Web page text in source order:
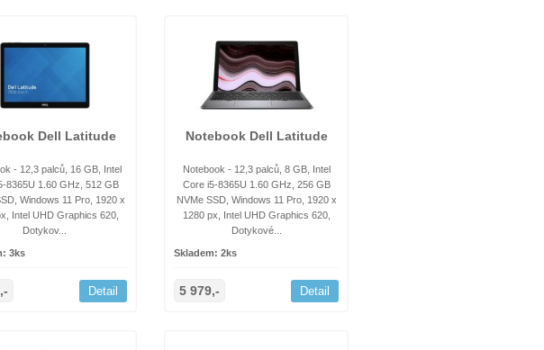
Dell Latitude
- 12,3 palců, 16 GB, Intel
8365U 1.60 GHz, 512 GB
Windows 11 Pro, 1920 x
Intel UHD Graphics 620,
Dotykov...
3ks
Detail
Notebook Dell Latitude
Notebook - 12,3 palců, 8 GB, Intel
Core i5-8365U 1.60 GHz, 256 GB
NVMe SSD, Windows 11 Pro, 1920 x
1280 px, Intel UHD Graphics 620,
Dotykové...
Skladem: 2ks
5 979,- Detail